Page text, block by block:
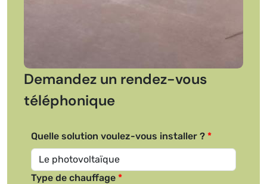
Demandez un rendez-vous
téléphonique
Quelle solution voulez-vous installer ?
Type de chauffage